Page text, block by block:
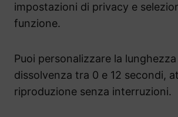
impostazioni di privacy e
funzione.
Puoi personalizzare la lunghezza
dissolvenza tra 0 e 12 secondi,
riproduzione senza interruzioni.